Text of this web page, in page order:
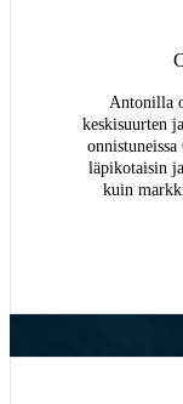
Antonilla
keskisuurten
läpikotaisin
kuin